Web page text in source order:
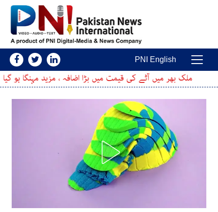
Main Navigation
PNI English
چیئر آٹے کی قیمت میں بڑا اضافہ ، مزید مہنگا ہو گیا